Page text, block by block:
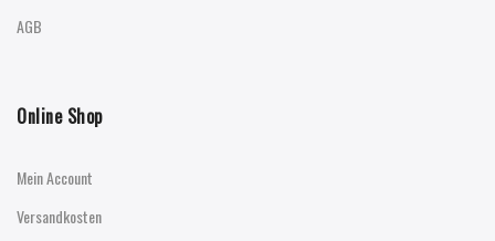
AGB
Online Shop
Mein Account
Versandkosten